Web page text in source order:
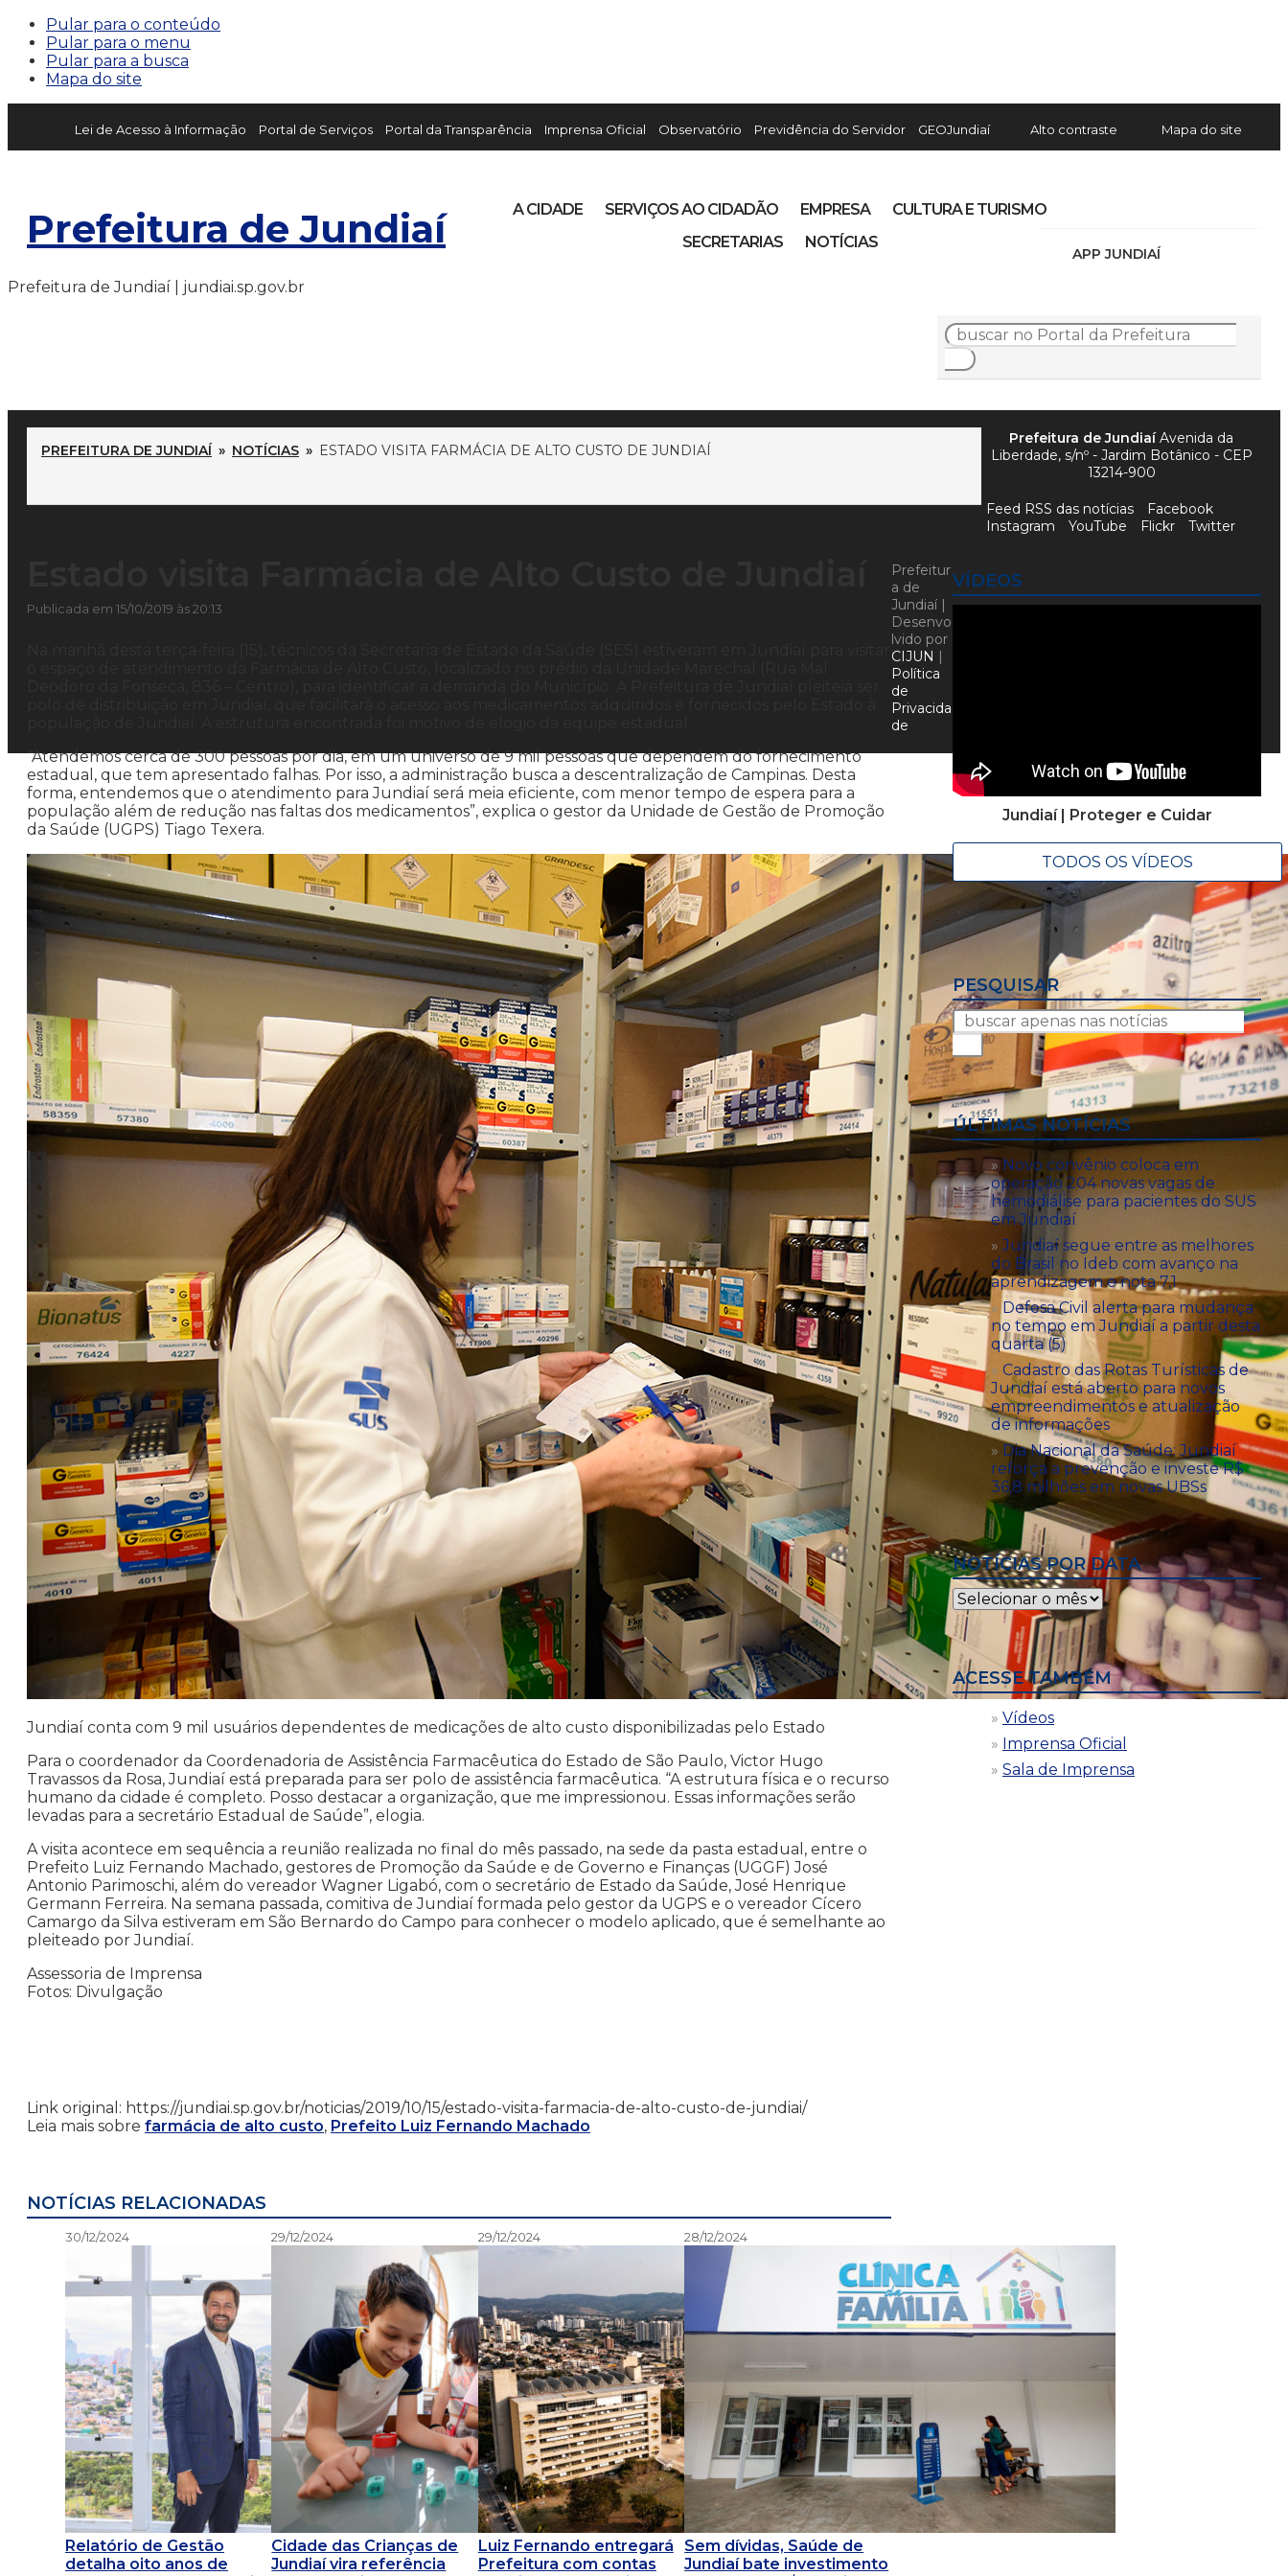
Pular para o conteúdo
Pular para o menu
Pular para a busca
Mapa do site
Lei de Acesso à Informação Portal de Serviços Portal da Transparência Imprensa Oficial Observatório Previdência do Servidor GEOJundiaí Alto contraste Mapa do site
Prefeitura de Jundiaí
APP JUNDIAÍ
A CIDADE SERVIÇOS AO CIDADÃO EMPRESA
CULTURA E TURISMO
SECRETARIAS
NOTÍCIAS
Prefeitura de Jundiaí | jundiai.sp.gov.br
PREFEITURA DE JUNDIAÍ » NOTÍCIAS » ESTADO VISITA FARMÁCIA DE ALTO CUSTO DE JUNDIAÍ
Publicada em 15/10/2019 às 20:13
“Atendemos cerca de 300 pessoas por dia, em um universo de 9 mil pessoas que dependem do fornecimento
estadual, que tem apresentado falhas. Por isso, a administração busca a descentralização de Campinas. Desta
forma, entendemos que o atendimento para Jundiaí será meia eficiente, com menor tempo de espera para a
população além de redução nas faltas dos medicamentos”, explica o gestor da Unidade de Gestão de Promoção
da Saúde (UGPS) Tiago Texera.
Jundiaí conta com 9 mil usuários dependentes de medicações de alto custo disponibilizadas pelo Estado
Para o coordenador da Coordenadoria de Assistência Farmacêutica do Estado de São Paulo, Victor Hugo
Travassos da Rosa, Jundiaí está preparada para ser polo de assistência farmacêutica. “A estrutura física e o recurso
humano da cidade é completo. Posso destacar a organização, que me impressionou. Essas informações serão
levadas para a secretário Estadual de Saúde”, elogia.
A visita acontece em sequência a reunião realizada no final do mês passado, na sede da pasta estadual, entre o
Prefeito Luiz Fernando Machado, gestores de Promoção da Saúde e de Governo e Finanças (UGGF) José
Antonio Parimoschi, além do vereador Wagner Ligabó, com o secretário de Estado da Saúde, José Henrique
Germann Ferreira. Na semana passada, comitiva de Jundiaí formada pelo gestor da UGPS e o vereador Cícero
Camargo da Silva estiveram em São Bernardo do Campo para conhecer o modelo aplicado, que é semelhante ao
pleiteado por Jundiaí.
Assessoria de Imprensa
Fotos: Divulgação
Link original: https://jundiai.sp.gov.br/noticias/2019/10/15/estado-visita-farmacia-de-alto-custo-de-jundiai/
Leia mais sobre farmácia de alto custo, Prefeito Luiz Fernando Machado
NOTÍCIAS RELACIONADAS
30/12/2024
Relatório de Gestão
detalha oito anos de
29/12/2024
Cidade das Crianças de
Jundiaí vira referência
29/12/2024
Luiz Fernando entregará
Prefeitura com contas
28/12/2024
Sem dívidas, Saúde de
Jundiaí bate investimento
VÍDEOS
Jundiaí | Proteger e Cuidar
TODOS OS VÍDEOS
PESQUISAR
ÚLTIMAS NOTÍCIAS
Novo convênio coloca em
operação 204 novas vagas de
hemodiálise para pacientes do SUS
em Jundiaí
Jundiaí segue entre as melhores
do Brasil no Ideb com avanço na
aprendizagem e nota 7,1
Defesa Civil alerta para mudança
no tempo em Jundiaí a partir desta
quarta (5)
Cadastro das Rotas Turísticas de
Jundiaí está aberto para novos
empreendimentos e atualização
de informações
Dia Nacional da Saúde: Jundiaí
reforça a prevenção e investe R$
36,8 milhões em novas UBSs
NOTÍCIAS POR DATA
Notícias
por
data
ACESSE TAMBÉM
Vídeos
Imprensa Oficial
Sala de Imprensa
Prefeitura de JundiaíAvenida da
Liberdade, s/nº - Jardim Botânico - CEP
13214-900
Feed RSS das notícias
Facebook
Instagram
YouTube Flickr Twitter
Prefeitur
a de
Jundiaí |
Desenvo
lvido por
CIJUN |
Política
de
Privacida
de